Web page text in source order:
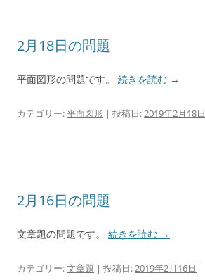
2月18日の問題
平面図形の問題です。 続きを読む →
カテゴリー:平面図形 | 投稿日:2019年2月18日
2月16日の問題
文章題の問題です。 続きを読む →
カテゴリー:文章題 | 投稿日:2019年2月16日 |